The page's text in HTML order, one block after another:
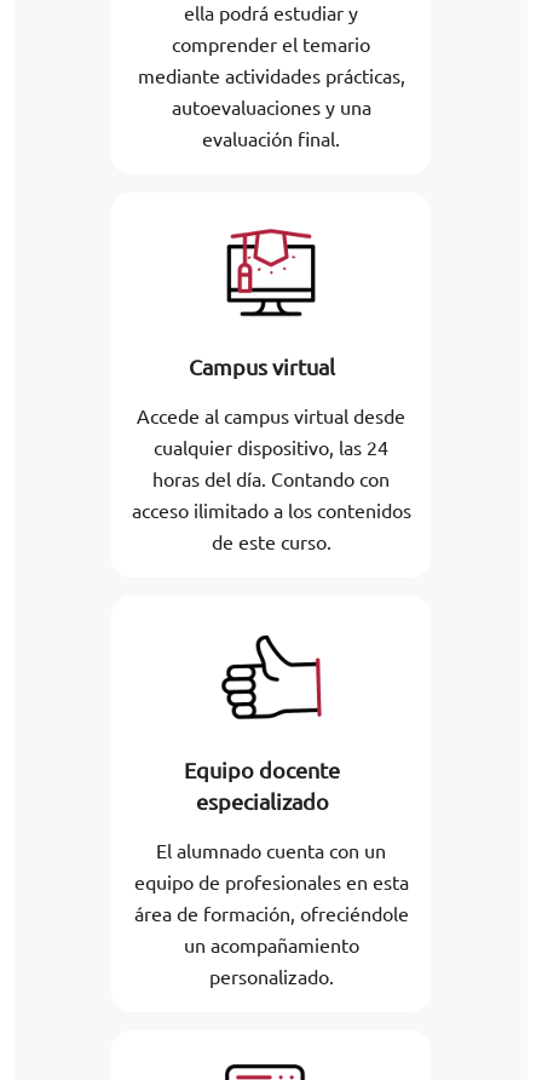
ella podrá estudiar y
comprender el temario
mediante actividades prácticas,
autoevaluaciones y una
evaluación final.
Campus virtual
Accede al campus virtual desde
cualquier dispositivo, las 24
horas del día. Contando con
acceso ilimitado a los contenidos
de este curso.
Equipo docente
especializado
El alumnado cuenta con un
equipo de profesionales en esta
área de formación, ofreciéndole
un acompañamiento
personalizado.